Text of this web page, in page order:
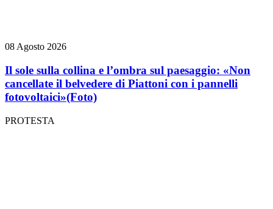
08 Agosto 2026
Il sole sulla collina e l’ombra sul paesaggio: «Non
cancellate il belvedere di Piattoni con i pannelli
fotovoltaici»(Foto)
PROTESTA